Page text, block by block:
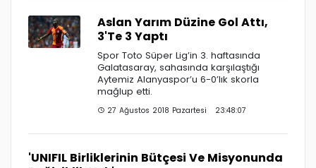
Aslan Yarım Düzine Gol Attı,
3'Te 3 Yaptı
Spor Toto Süper Lig’in 3. haftasında
Galatasaray, sahasında karşılaştığı
Aytemiz Alanyaspor’u 6-0’lık skorla
mağlup etti.
27 Ağustos 2018 Pazartesi 23:48:07
'UNIFIL Birliklerinin Bütçesi Ve Misyonunda